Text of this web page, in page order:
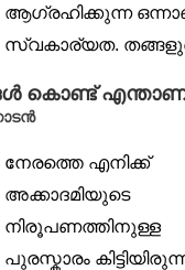
ആഗ്രഹിക്കുന്ന
സ്വകാര്യത.
പാലിക്കേണ്ട...
കൊണ്ട്
നേരത്തെ എനിക്ക്
അക്കാദമിയുടെ
നിരൂപണത്തിനുള്ള
പുരസ്കാരം